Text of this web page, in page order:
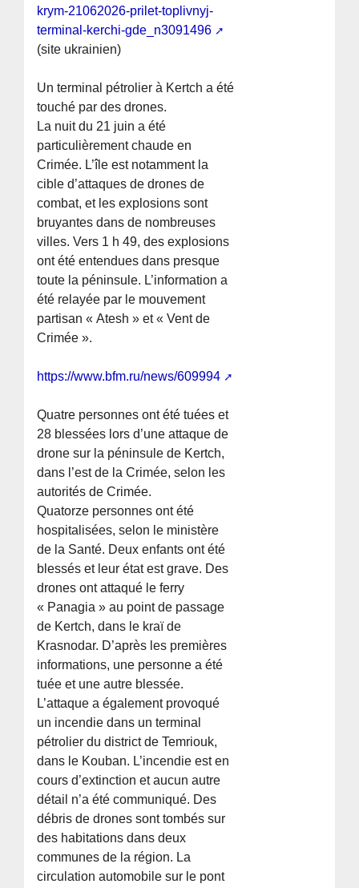
krym-21062026-prilet-toplivnyj-
terminal-kerchi-gde_n3091496
(site ukrainien)
Un terminal pétrolier à Kertch a été
touché par des drones.
La nuit du 21 juin a été
particulièrement chaude en
Crimée. L’île est notamment la
cible d’attaques de drones de
combat, et les explosions sont
bruyantes dans de nombreuses
villes. Vers 1 h 49, des explosions
ont été entendues dans presque
toute la péninsule. L’information a
été relayée par le mouvement
partisan « Atesh » et « Vent de
Crimée ».
https://www.bfm.ru/news/609994
Quatre personnes ont été tuées et
28 blessées lors d’une attaque de
drone sur la péninsule de Kertch,
dans l’est de la Crimée, selon les
autorités de Crimée.
Quatorze personnes ont été
hospitalisées, selon le ministère
de la Santé. Deux enfants ont été
blessés et leur état est grave. Des
drones ont attaqué le ferry
« Panagia » au point de passage
de Kertch, dans le kraï de
Krasnodar. D’après les premières
informations, une personne a été
tuée et une autre blessée.
L’attaque a également provoqué
un incendie dans un terminal
pétrolier du district de Temriouk,
dans le Kouban. L’incendie est en
cours d’extinction et aucun autre
détail n’a été communiqué. Des
débris de drones sont tombés sur
des habitations dans deux
communes de la région. La
circulation automobile sur le pont